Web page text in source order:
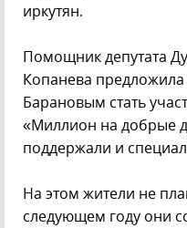
иркутян.
Помощник депутата
Копанева
Барановым стать
«Миллион на добрые
поддержали и
На этом жители не
следующем году они